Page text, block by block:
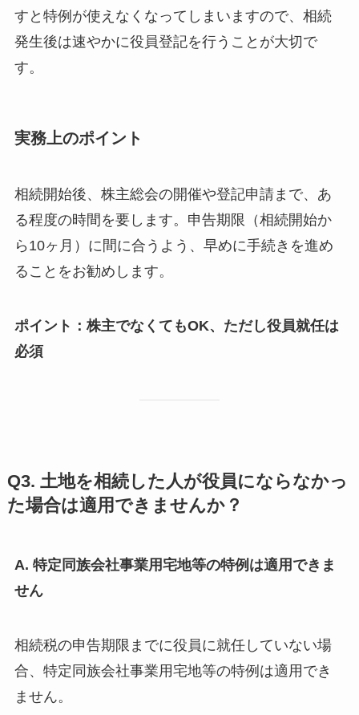
すと特例が使えなくなってしまいますので、相続
発生後は速やかに役員登記を行うことが大切で
す。
実務上のポイント
相続開始後、株主総会の開催や登記申請まで、あ
る程度の時間を要します。申告期限（相続開始か
ら10ヶ月）に間に合うよう、早めに手続きを進め
ることをお勧めします。
ポイント：株主でなくてもOK、ただし役員就任は
必須
Q3. 土地を相続した人が役員にならなかっ
た場合は適用できませんか？
A. 特定同族会社事業用宅地等の特例は適用できま
せん
相続税の申告期限までに役員に就任していない場
合、特定同族会社事業用宅地等の特例は適用でき
ません。